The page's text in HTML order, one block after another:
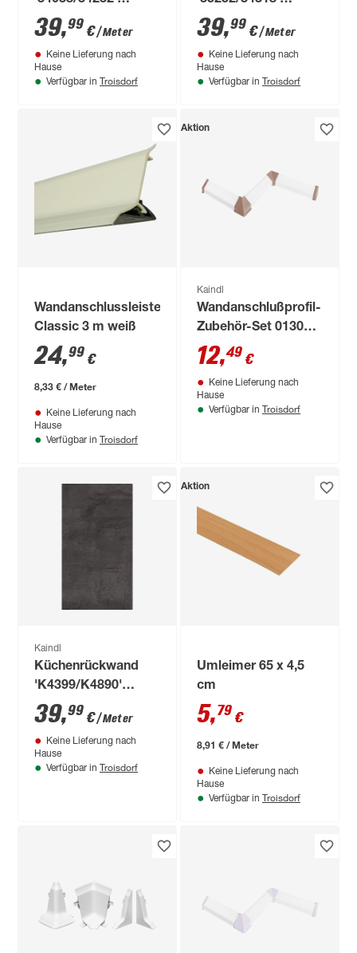
Sonoma Eiche hell
beige/Arizona Pine
braun, beidseitiges
Dekor 4100 x 640 x
39,99 €/ Meter
Keine Lieferung nach
Hause
Verfügbar in Troisdorf
Charlet
Eiche/Laramie Pine
braun, beidseitiges
Dekor 4100 x 640 x
39,99 €/ Meter
Keine Lieferung nach
Hause
Verfügbar in Troisdorf
Wandanschlussleiste
Classic 3 m weiß
24,99 €
8,33 € / Meter
Keine Lieferung nach
Hause
Verfügbar in Troisdorf
Aktion
Kaindl
Wandanschlußprofil-
Zubehör-Set 0130
Cappuccino
12,49 €
Keine Lieferung nach
Hause
Verfügbar in Troisdorf
Kaindl
Küchenrückwand
'K4399/K4890'
Rusty Iron Ocean
grau/Arabescato
weiß, beidseitiges
Dekor 4100 x 640 x
39,99 €/ Meter
Keine Lieferung nach
Hause
Verfügbar in Troisdorf
Aktion
Umleimer 65 x 4,5
cm
5,79 €
8,91 € / Meter
Keine Lieferung nach
Hause
Verfügbar in Troisdorf